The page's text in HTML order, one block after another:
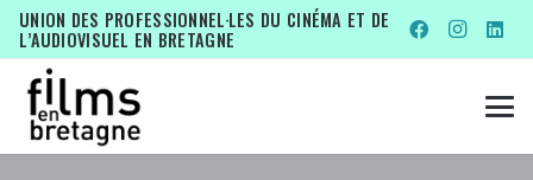
UNION DES PROFESSIONNEL·LES DU CINÉMA ET DE
L’AUDIOVISUEL EN BRETAGNE